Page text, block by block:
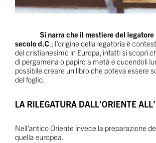
Si narra che il mestiere del legatore
secolo d.C.; l’origine della legatoria è
del cristianesimo in Europa, infatti si scoprì
di pergamena o papiro a metà e cucendoli
possibile creare un libro che poteva essere
del foglio.
LA RILEGATURA DALL’ORIENTE
Nell’antico Oriente invece la preparazione
quella europea.